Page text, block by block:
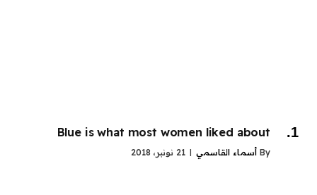
Blue is what most women liked about
By أسماء القاسمي 21 نونبر، 2018